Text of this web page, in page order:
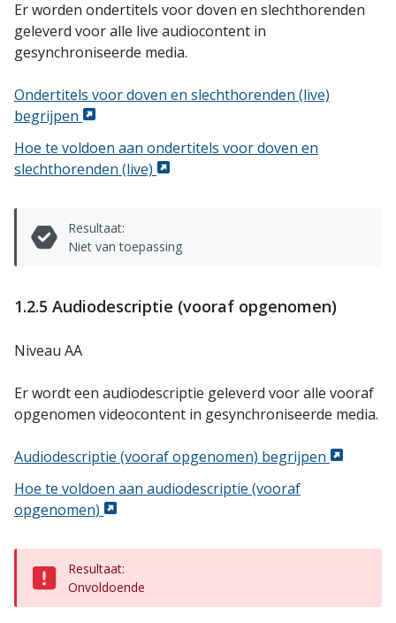
Er worden ondertitels voor doven en slechthorenden
geleverd voor alle live audiocontent in
gesynchroniseerde media.
Ondertitels voor doven en slechthorenden (live)
begrijpen
Hoe te voldoen aan ondertitels voor doven en
slechthorenden (live)
Resultaat:
Niet van toepassing
1.2.5 Audiodescriptie (vooraf opgenomen)
Niveau AA
Er wordt een audiodescriptie geleverd voor alle vooraf
opgenomen videocontent in gesynchroniseerde media.
Audiodescriptie (vooraf opgenomen) begrijpen
Hoe te voldoen aan audiodescriptie (vooraf
opgenomen)
Resultaat:
Onvoldoende